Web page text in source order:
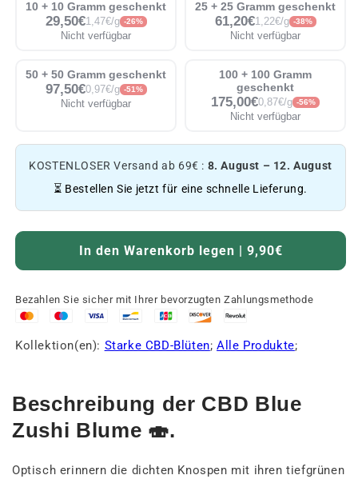
10 + 10 Gramm geschenkt
29,50€1,47€/g -26%
Nicht verfügbar
25 + 25 Gramm geschenkt
61,20€1,22€/g -38%
Nicht verfügbar
50 + 50 Gramm geschenkt
97,50€0,97€/g -51%
Nicht verfügbar
100 + 100 Gramm
geschenkt
175,00€0,87€/g -56%
Nicht verfügbar
KOSTENLOSER Versand ab 69€ : 8. August – 12. August
⏳ Bestellen Sie jetzt für eine schnelle Lieferung.
In den Warenkorb legen | 9,90€
Bezahlen Sie sicher mit Ihrer bevorzugten Zahlungsmethode
Kollektion(en): Starke CBD-Blüten;Alle Produkte;
Beschreibung der CBD Blue
Zushi Blume 🍣.
Optisch erinnern die dichten Knospen mit ihren tiefgrünen